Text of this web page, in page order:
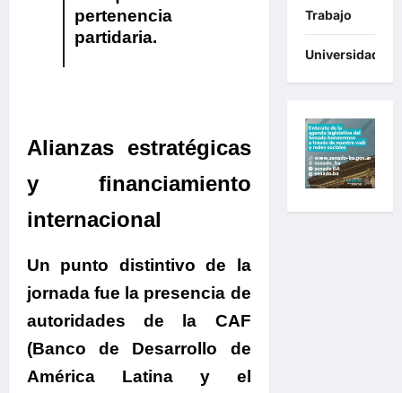
pertenencia
partidaria.
Alianzas estratégicas
y financiamiento
internacional
Un punto distintivo de la
jornada fue la presencia de
autoridades de la CAF
(Banco de Desarrollo de
América Latina y el
Trabajo
Universidades